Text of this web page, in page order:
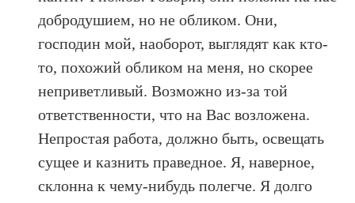
добродушием, но не обликом. Они,
господин мой, наоборот, выглядят как кто-
то, похожий обликом на меня, но скорее
неприветливый. Возможно из-за той
ответственности, что на Вас возложена.
Непростая работа, должно быть, освещать
сущее и казнить праведное. Я, наверное,
склонна к чему-нибудь полегче. Я долго